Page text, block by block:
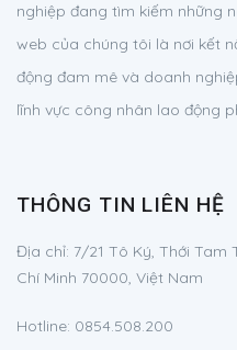
nghiệp đang tìm kiếm những
web của chúng tôi là nơi kết
động đam mê và doanh
lĩnh vực công nhân lao động
THÔNG TIN LIÊN HỆ
Địa chỉ: 7/21 Tô Ký, Thới Tam
Chí Minh 70000, Việt Nam
Hotline: 0854.508.200